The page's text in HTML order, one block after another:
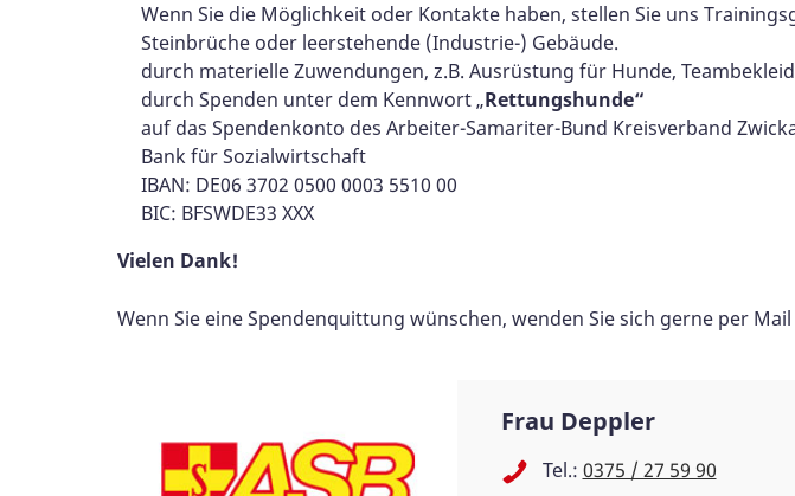
Wenn Sie die Möglichkeit oder Kontakte haben, stellen Sie uns
Steinbrüche oder leerstehende (Industrie-) Gebäude.
durch materielle Zuwendungen, z.B. Ausrüstung für Hunde,
durch Spenden unter dem Kennwort „Rettungshunde“
auf das Spendenkonto des Arbeiter-Samariter-Bund Kreisverband
Bank für Sozialwirtschaft
IBAN: DE06 3702 0500 0003 5510 00
BIC: BFSWDE33 XXX
Vielen Dank!
Wenn Sie eine Spendenquittung wünschen, wenden Sie sich gerne per Mail
Frau Deppler
Tel.: 0375 / 27 59 90